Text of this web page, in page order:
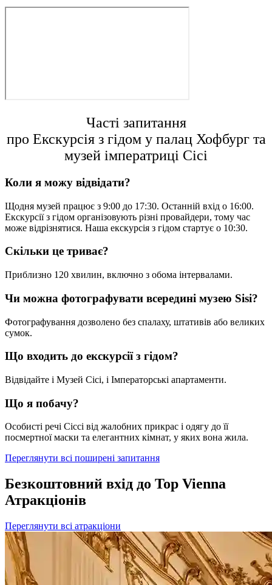
Часті запитання
про Екскурсія з гідом у палац Хофбург та
музей імператриці Сісі
Коли я можу відвідати?
Щодня музей працює з 9:00 до 17:30. Останній вхід о 16:00.
Екскурсії з гідом організовують різні провайдери, тому час
може відрізнятися. Наша екскурсія з гідом стартує о 10:30.
Скільки це триває?
Приблизно 120 хвилин, включно з обома інтервалами.
Чи можна фотографувати всередині музею Sisi?
Фотографування дозволено без спалаху, штативів або великих
сумок.
Що входить до екскурсії з гідом?
Відвідайте і Музей Сісі, і Імператорські апартаменти.
Що я побачу?
Особисті речі Сіссі від жалобних прикрас і одягу до її
посмертної маски та елегантних кімнат, у яких вона жила.
Переглянути всі поширені запитання
Безкоштовний вхід до Top Vienna
Атракціонів
Переглянути всі атракціони